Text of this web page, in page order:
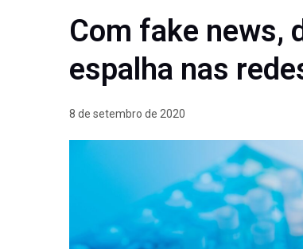
Com fake news,
espalha nas
8 de setembro de 2020